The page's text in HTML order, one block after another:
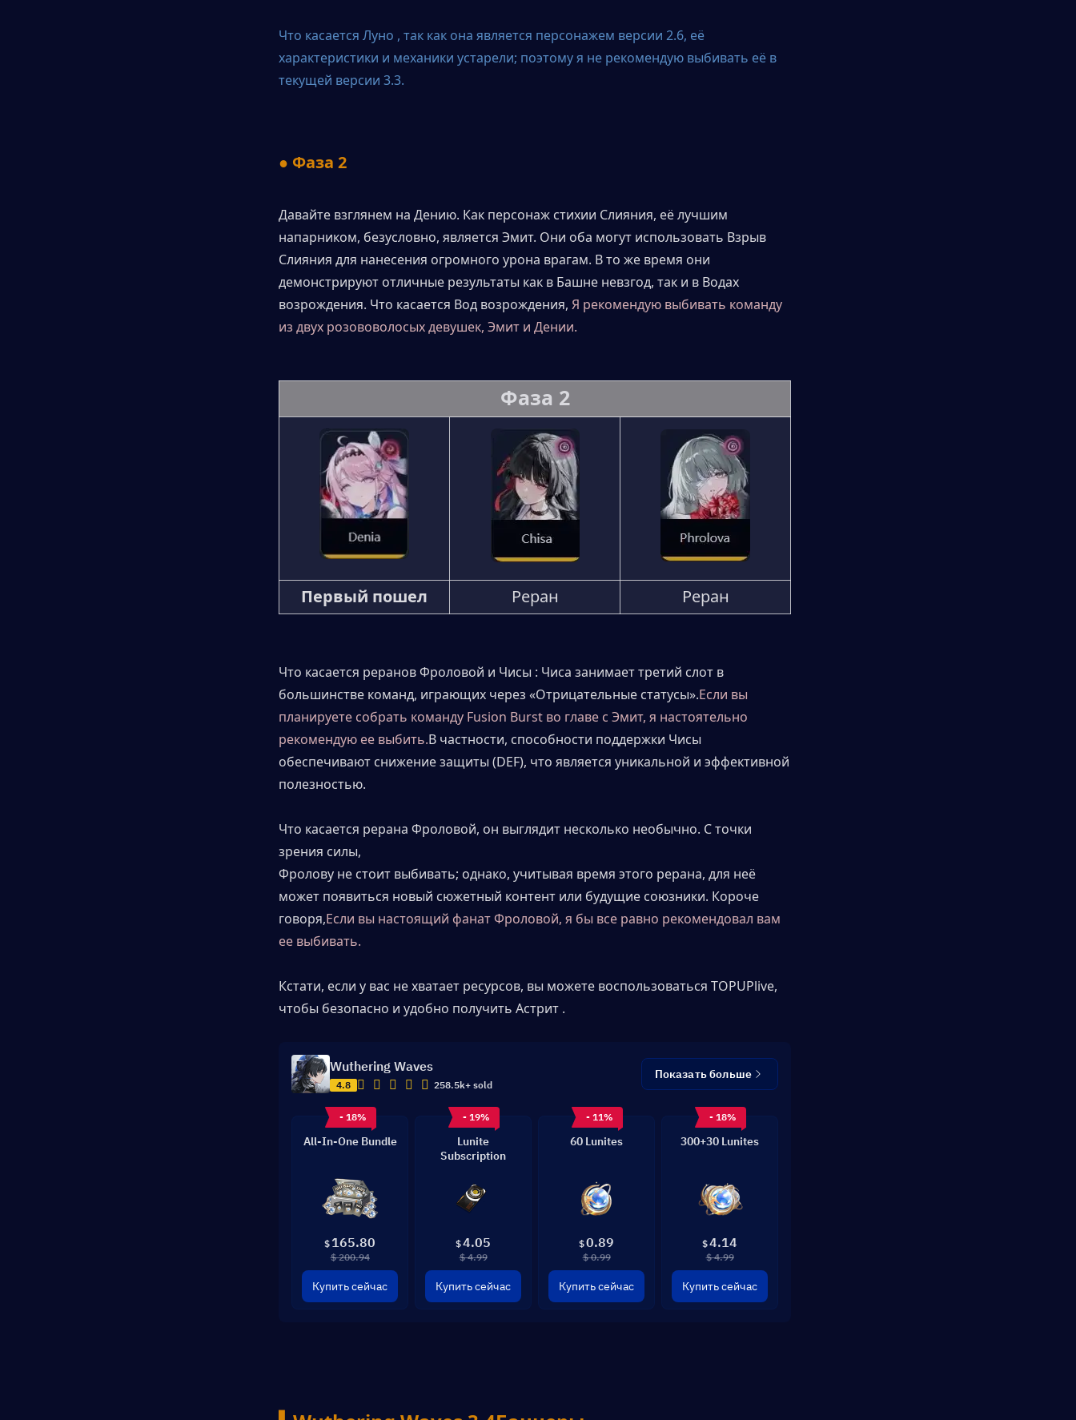
Что касается Луно , так как она является персонажем версии 2.6, её
характеристики и механики устарели; поэтому я не рекомендую выбивать её в
текущей версии 3.3.
● Фаза 2
Давайте взглянем на Дению. Как персонаж стихии Слияния, её лучшим
напарником, безусловно, является Эмит. Они оба могут использовать Взрыв
Слияния для нанесения огромного урона врагам. В то же время они
демонстрируют отличные результаты как в Башне невзгод, так и в Водах
возрождения. Что касается Вод возрождения, Я рекомендую выбивать команду
из двух розововолосых девушек, Эмит и Дении.
Фаза 2
Первый пошел Реран Реран
Что касается реранов Фроловой и Чисы : Чиса занимает третий слот в
большинстве команд, играющих через «Отрицательные статусы».Если вы
планируете собрать команду Fusion Burst во главе с Эмит, я настоятельно
рекомендую ее выбить.В частности, способности поддержки Чисы
обеспечивают снижение защиты (DEF), что является уникальной и эффективной
полезностью.
Что касается рерана Фроловой, он выглядит несколько необычно. С точки
зрения силы,
Фролову не стоит выбивать; однако, учитывая время этого рерана, для неё
может появиться новый сюжетный контент или будущие союзники. Короче
говоря,Если вы настоящий фанат Фроловой, я бы все равно рекомендовал вам
ее выбивать.
Кстати, если у вас не хватает ресурсов, вы можете воспользоваться TOPUPlive,
чтобы безопасно и удобно получить Астрит .
Wuthering Waves
4.8 258.5k+ sold
Показать больше
- 18%
All-In-One Bundle
$ 165.80
$ 200.94
Купить сейчас
- 19%
Lunite
Subscription
$4.05
$ 4.99
Купить сейчас
- 11%
60 Lunites
$0.89
$ 0.99
Купить сейчас
- 18%
300+30 Lunites
$4.14
$ 4.99
Купить сейчас